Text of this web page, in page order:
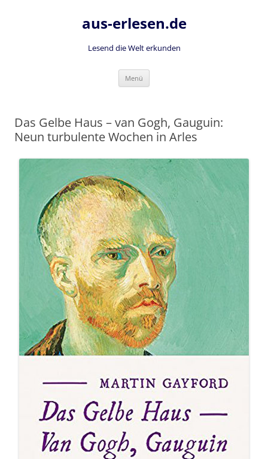
aus-erlesen.de
Lesend die Welt erkunden
Menü
Das Gelbe Haus – van Gogh, Gauguin:
Neun turbulente Wochen in Arles